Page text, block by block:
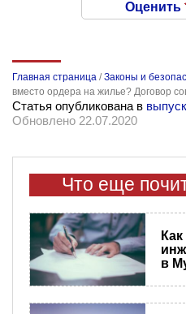
Оценить
Главная страница /Законы и
вместо ордера на жилье? Договор
Статья опубликована в
Обновлено 22.07.2020
Что еще
в